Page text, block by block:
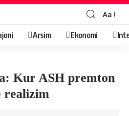
Aa
Arsim Ekonomi
Kur ASH premton
realizim